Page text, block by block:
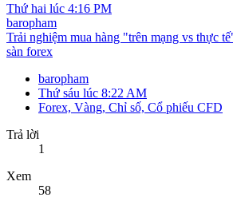
Thứ hai lúc 4:16 PM
baropham
Trải nghiệm mua hàng "trên mạng vs thực
sàn forex
baropham
Thứ sáu lúc 8:22 AM
Forex, Vàng, Chỉ số, Cổ phiếu CFD
Trả lời
1
Xem
58